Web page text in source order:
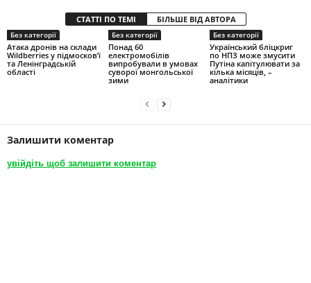
СТАТТІ ПО ТЕМІ БІЛЬШЕ ВІД АВТОРА
Без категорії
Атака дронів на склади
Wildberries у підмосков’ї
та Ленінградській
області
Без категорії
Понад 60
електромобілів
випробували в умовах
суворої монгольської
зими
Без категорії
Український бліцкриг
по НПЗ може змусити
Путіна капітулювати за
кілька місяців, –
аналітики
Залишити коментар
увійдіть щоб залишити коментар